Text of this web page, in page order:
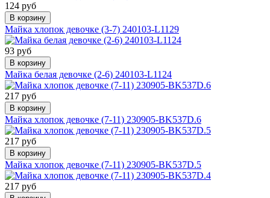
124 руб
В корзину
Майка хлопок девочке (3-7) 240103-L1129
93 руб
В корзину
Майка белая девочке (2-6) 240103-L1124
217 руб
В корзину
Майка хлопок девочке (7-11) 230905-BK537D.6
217 руб
В корзину
Майка хлопок девочке (7-11) 230905-BK537D.5
217 руб